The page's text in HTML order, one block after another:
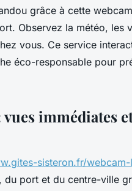
grâce à cette
Observez la météo, les
vous. Ce service
éco-responsable pour
immédiates
sisteron.fr/webcam-
du port et du centre-ville